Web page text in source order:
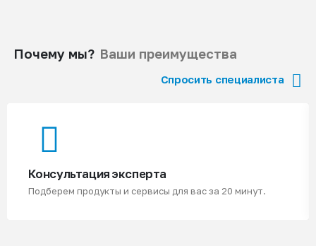
Почему мы? Ваши преимущества
Спросить специалиста
Консультация эксперта
Подберем продукты и сервисы для вас за 20 минут.